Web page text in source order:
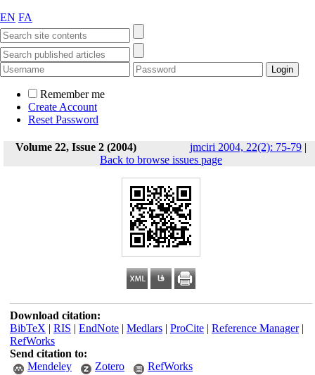
EN FA
Remember me
Create Account
Reset Password
Volume 22, Issue 2 (2004) jmciri 2004, 22(2): 75-79 |
Back to browse issues page
Download citation:
BibTeX | RIS | EndNote| Medlars| ProCite| Reference Manager|
RefWorks
Send citation to:
Mendeley
Zotero RefWorks